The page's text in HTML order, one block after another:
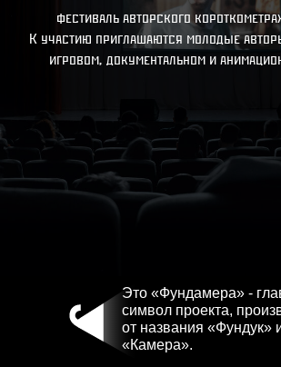
фестиваль авторского
К участию приглашаются молодые
игровом, документальном и
Это «Фундамера» -
символ проекта,
от названия «Фундук»
«Камера».